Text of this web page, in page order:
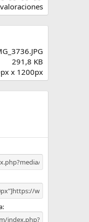
,
0
l
a
291,8 KB
x 1200px